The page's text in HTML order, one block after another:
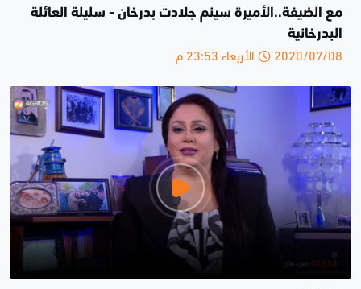
مع الضيفة..الأميرة سينم جلادت بدرخان - سليلة العائلة
البدرخانية
2020/07/08 الأربعاء 23:53 م